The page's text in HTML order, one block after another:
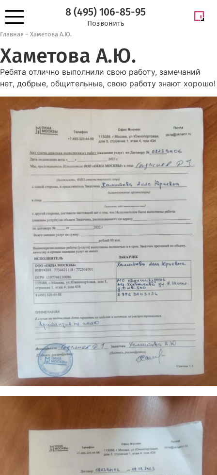
8 (495) 106-85-95
Позвонить
Главная – Хаметова А.Ю.
Хаметова А.Ю.
Ребята отлично выполнили свою работу, замечаний
нет, добрые, общительные, свою работу знают хорошо!